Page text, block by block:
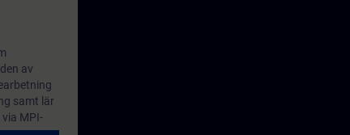
av
samt lär
MPI-